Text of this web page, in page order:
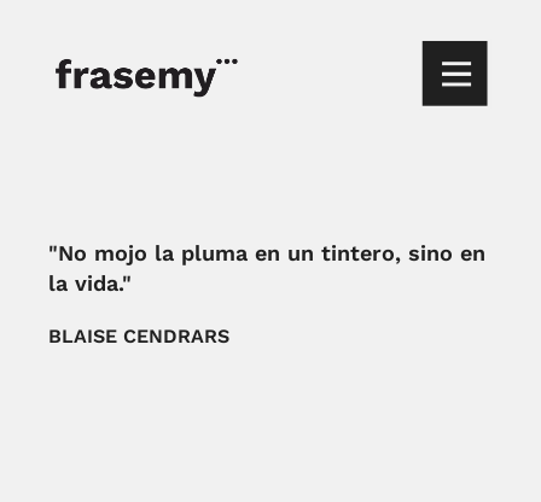
"No mojo la pluma en un tintero, sino en
la vida."
BLAISE CENDRARS